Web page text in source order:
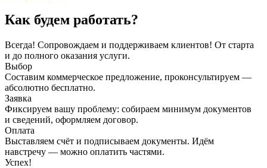
Как будем работать?
Всегда! Сопровождаем и поддерживаем клиентов! От старта
и до полного оказания услуги.
Выбор
Составим коммерческое предложение, проконсультируем —
абсолютно бесплатно.
Заявка
Фиксируем вашу проблему: собираем минимум документов
и сведений, оформляем договор.
Оплата
Выставляем счёт и подписываем документы. Идём
навстречу — можно оплатить частями.
Успех!